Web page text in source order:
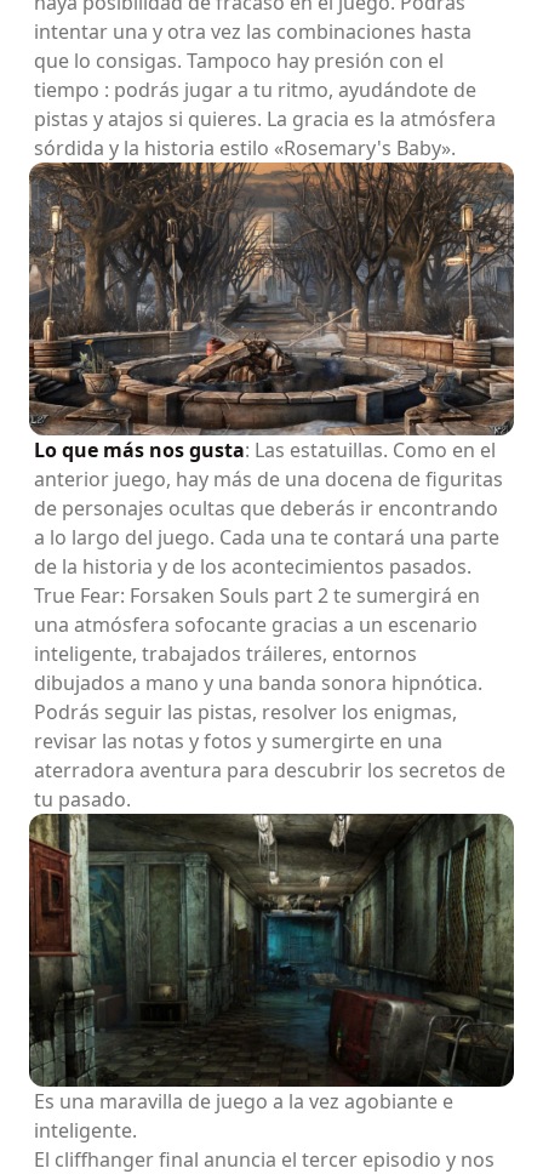
intentar una y otra vez las combinaciones hasta
que lo consigas. Tampoco hay presión con el
tiempo : podrás jugar a tu ritmo, ayudándote de
pistas y atajos si quieres. La gracia es la atmósfera
sórdida y la historia estilo «Rosemary's Baby».
Lo que más nos gusta: Las estatuillas. Como en el
anterior juego, hay más de una docena de figuritas
de personajes ocultas que deberás ir encontrando
a lo largo del juego. Cada una te contará una parte
de la historia y de los acontecimientos pasados.
True Fear: Forsaken Souls part 2 te sumergirá en
una atmósfera sofocante gracias a un escenario
inteligente, trabajados tráileres, entornos
dibujados a mano y una banda sonora hipnótica.
Podrás seguir las pistas, resolver los enigmas,
revisar las notas y fotos y sumergirte en una
aterradora aventura para descubrir los secretos de
tu pasado.
Es una maravilla de juego a la vez agobiante e
inteligente.
El cliffhanger final anuncia el tercer episodio y nos